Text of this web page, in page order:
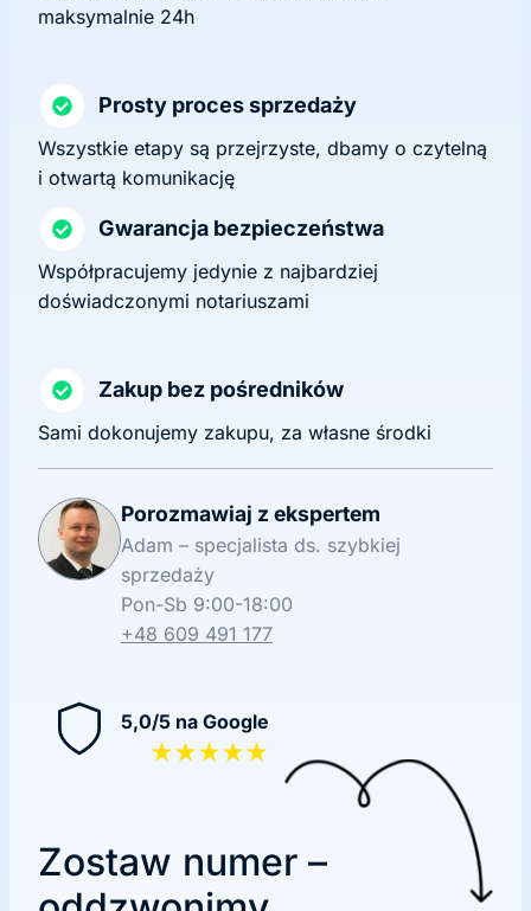
maksymalnie 24h
Prosty proces sprzedaży
Wszystkie etapy są przejrzyste, dbamy o czytelną
i otwartą komunikację
Gwarancja bezpieczeństwa
Współpracujemy jedynie z najbardziej
doświadczonymi notariuszami
Zakup bez pośredników
Sami dokonujemy zakupu, za własne środki
Porozmawiaj z ekspertem
Adam – specjalista ds. szybkiej
sprzedaży
Pon-Sb 9:00-18:00
+48 609 491 177
5,0/5 na Google
★★★★★
Zostaw numer –